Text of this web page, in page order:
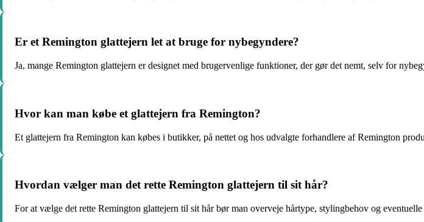
Er et Remington glattejern let at bruge for nybegyndere?
Ja, mange Remington glattejern er designet med brugervenlige funktioner, der gør det nemt, selv for
Hvor kan man købe et glattejern fra Remington?
Et glattejern fra Remington kan købes i butikker, på nettet og hos udvalgte forhandlere af Remington
Hvordan vælger man det rette Remington glattejern til sit hår?
For at vælge det rette Remington glattejern til sit hår bør man overveje hårtype, stylingbehov og